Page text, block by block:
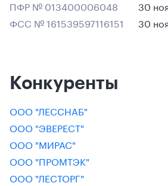
ПФР № 013400006048
30
ФСС № 161539597116151
30
Конкуренты
ООО "ЛЕССНАБ"
ООО "ЭВЕРЕСТ"
ООО "МИРАС"
ООО "ПРОМТЭК"
ООО "ЛЕСТОРГ"